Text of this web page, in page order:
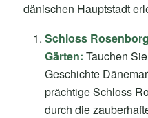
dänischen Hauptstadt
Schloss
Gärten: Tauchen
Geschichte
prächtige Schloss
durch die